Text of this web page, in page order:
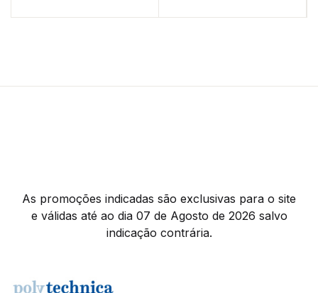
As promoções indicadas são exclusivas para o site
e válidas até ao dia 07 de Agosto de 2026 salvo
indicação contrária.